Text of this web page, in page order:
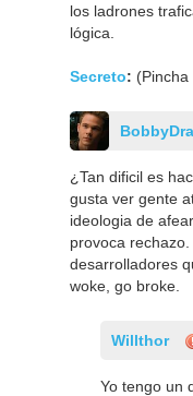
los ladrones
lógica.
Secreto:
¿Tan dificil es
gusta ver gente
ideologia de
provoca
desarrolladores
woke, go broke.
Willthor
Yo tengo un